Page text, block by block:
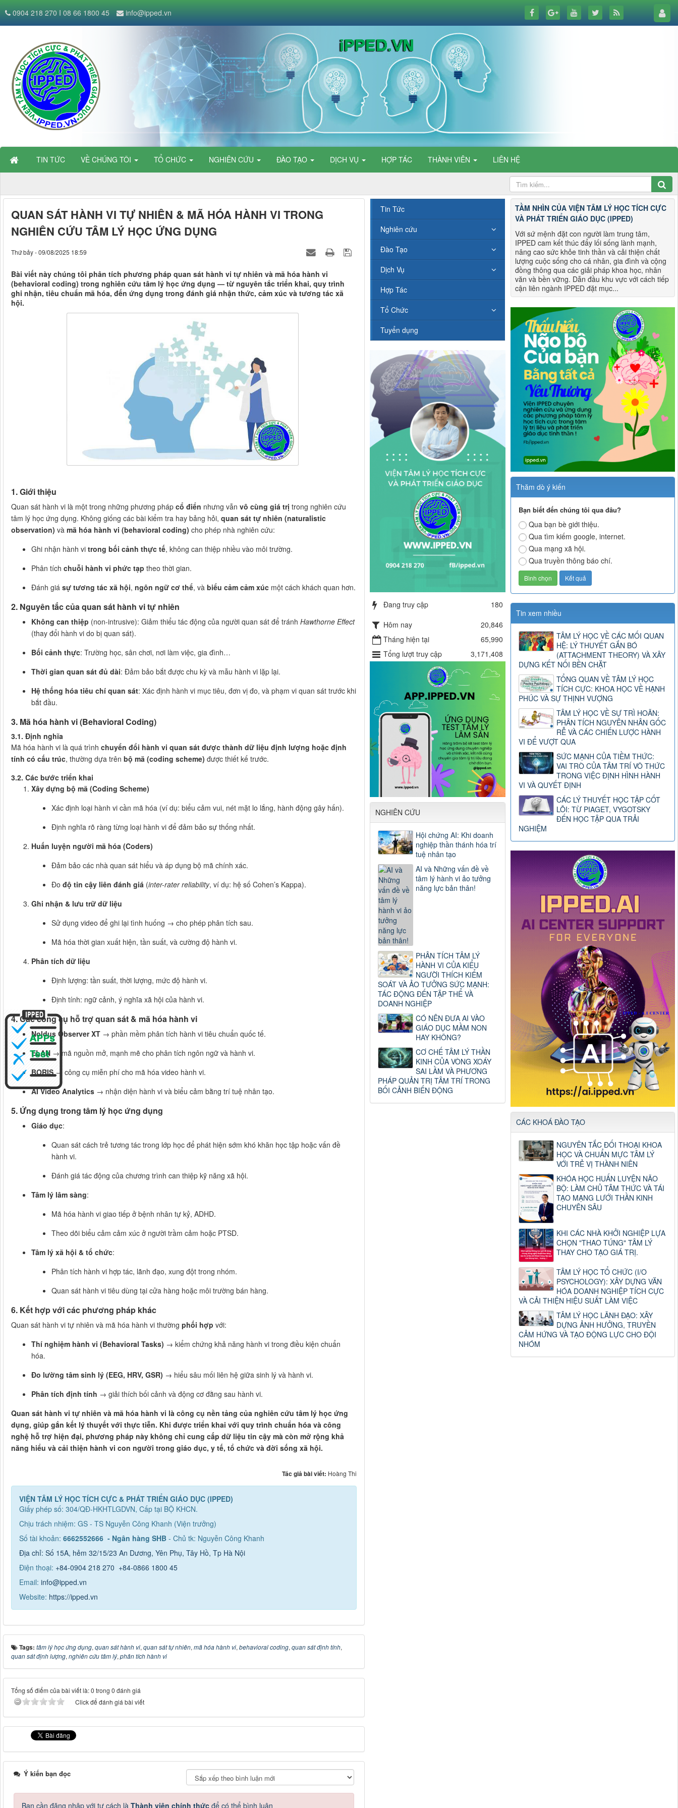
TIN TỨC VỀ CHÚNG TÔI TỔ CHỨC NGHIÊN CỨU ĐÀO TẠO DỊCH VỤ HỢP TÁC THÀNH VIÊN LIÊN HỆ
0904 218 270 I 08 66 1800 45 info@ipped.vn
QUAN SÁT HÀNH VI TỰ NHIÊN & MÃ HÓA HÀNH VI TRONG
NGHIÊN CỨU TÂM LÝ HỌC ỨNG DỤNG
Thứ bảy - 09/08/2025 18:59
Bài viết này chúng tôi phân tích phương pháp quan sát hành vi tự nhiên và mã hóa hành vi
(behavioral coding) trong nghiên cứu tâm lý học ứng dụng — từ nguyên tắc triển khai, quy trình
ghi nhận, tiêu chuẩn mã hóa, đến ứng dụng trong đánh giá nhận thức, cảm xúc và tương tác xã
hội.
1. Giới thiệu
Quan sát hành vi là một trong những phương pháp cổ điển nhưng vẫn vô cùng giá trị trong nghiên cứu
tâm lý học ứng dụng. Không giống các bài kiểm tra hay bảng hỏi, quan sát tự nhiên (naturalistic
observation) và mã hóa hành vi (behavioral coding) cho phép nhà nghiên cứu:
Ghi nhận hành vi trong bối cảnh thực tế, không can thiệp nhiều vào môi trường.
Phân tích chuỗi hành vi phức tạp theo thời gian.
Đánh giá sự tương tác xã hội, ngôn ngữ cơ thể, và biểu cảm cảm xúc một cách khách quan hơn.
2. Nguyên tắc của quan sát hành vi tự nhiên
Không can thiệp (non-intrusive): Giảm thiểu tác động của người quan sát để tránh Hawthorne Effect
(thay đổi hành vi do bị quan sát).
Bối cảnh thực: Trường học, sân chơi, nơi làm việc, gia đình…
Thời gian quan sát đủ dài: Đảm bảo bắt được chu kỳ và mẫu hành vi lặp lại.
Hệ thống hóa tiêu chí quan sát: Xác định hành vi mục tiêu, đơn vị đo, và phạm vi quan sát trước khi
bắt đầu.
3. Mã hóa hành vi (Behavioral Coding)
3.1. Định nghĩa
Mã hóa hành vi là quá trình chuyển đổi hành vi quan sát được thành dữ liệu định lượng hoặc định
tính có cấu trúc, thường dựa trên bộ mã (coding scheme) được thiết kế trước.
3.2. Các bước triển khai
Xây dựng bộ mã (Coding Scheme)
Xác định loại hành vi cần mã hóa (ví dụ: biểu cảm vui, nét mặt lo lắng, hành động gây hấn).
Định nghĩa rõ ràng từng loại hành vi để đảm bảo sự thống nhất.
Huấn luyện người mã hóa (Coders)
Đảm bảo các nhà quan sát hiểu và áp dụng bộ mã chính xác.
Đo độ tin cậy liên đánh giá (inter-rater reliability, ví dụ: hệ số Cohen’s Kappa).
Ghi nhận & lưu trữ dữ liệu
Sử dụng video để ghi lại tình huống → cho phép phân tích sau.
Mã hóa thời gian xuất hiện, tần suất, và cường độ hành vi.
Phân tích dữ liệu
Định lượng: tần suất, thời lượng, mức độ hành vi.
Định tính: ngữ cảnh, ý nghĩa xã hội của hành vi.
4. Các công cụ hỗ trợ quan sát & mã hóa hành vi
Noldus Observer XT → phần mềm phân tích hành vi tiêu chuẩn quốc tế.
ELAN → mã nguồn mở, mạnh mẽ cho phân tích ngôn ngữ và hành vi.
BORIS→ công cụ miễn phí cho mã hóa video hành vi.
AI Video Analytics → nhận diện hành vi và biểu cảm bằng trí tuệ nhân tạo.
5. Ứng dụng trong tâm lý học ứng dụng
Giáo dục:
Quan sát cách trẻ tương tác trong lớp học để phát hiện sớm khó khăn học tập hoặc vấn đề
hành vi.
Đánh giá tác động của chương trình can thiệp kỹ năng xã hội.
Tâm lý lâm sàng:
Mã hóa hành vi giao tiếp ở bệnh nhân tự kỷ, ADHD.
Theo dõi biểu cảm cảm xúc ở người trầm cảm hoặc PTSD.
Tâm lý xã hội & tổ chức:
Phân tích hành vi hợp tác, lãnh đạo, xung đột trong nhóm.
Quan sát hành vi tiêu dùng tại cửa hàng hoặc môi trường bán hàng.
6. Kết hợp với các phương pháp khác
Quan sát hành vi tự nhiên và mã hóa hành vi thường phối hợp với:
Thí nghiệm hành vi (Behavioral Tasks) → kiểm chứng khả năng hành vi trong điều kiện chuẩn
hóa.
Đo lường tâm sinh lý (EEG, HRV, GSR) → hiểu sâu mối liên hệ giữa sinh lý và hành vi.
Phân tích định tính → giải thích bối cảnh và động cơ đằng sau hành vi.
Quan sát hành vi tự nhiên và mã hóa hành vi là công cụ nền tảng của nghiên cứu tâm lý học ứng
dụng, giúp gắn kết lý thuyết với thực tiễn. Khi được triển khai với quy trình chuẩn hóa và công
nghệ hỗ trợ hiện đại, phương pháp này không chỉ cung cấp dữ liệu tin cậy mà còn mở rộng khả
năng hiểu và cải thiện hành vi con người trong giáo dục, y tế, tổ chức và đời sống xã hội.
Tác giả bài viết: Hoàng Thi
VIỆN TÂM LÝ HỌC TÍCH CỰC & PHÁT TRIỂN GIÁO DỤC (IPPED)
Giấy phép số: 304/QĐ-HKHTLGDVN, Cấp tại BỘ KHCN.
Chịu trách nhiệm: GS - TS Nguyễn Công Khanh (Viện trưởng)
Số tài khoản: 6662552666 - Ngân hàng SHB - Chủ tk: Nguyễn Công Khanh
Địa chỉ: Số 15A, hẻm 32/15/23 An Dương, Yên Phụ, Tây Hồ, Tp Hà Nội
Điện thoại: +84-0904 218 270 +84-0866 1800 45
Email: info@ipped.vn
Website: https://ipped.vn
Tags: tâm lý học ứng dụng, quan sát hành vi, quan sát tự nhiên, mã hóa hành vi, behavioral coding, quan sát định tính,
quan sát định lượng, nghiên cứu tâm lý, phân tích hành vi
Tổng số điểm của bài viết là: 0 trong 0 đánh giá
Click để đánh giá bài viết
Ý kiến bạn đọc
Bạn cần đăng nhập với tư cách là Thành viên chính thức để có thể bình luận
TẦM NHÌN CỦA VIỆN TÂM LÝ HỌC TÍCH CỰC
VÀ PHÁT TRIỂN GIÁO DỤC (IPPED)
Với sứ mệnh đặt con người làm trung tâm,
IPPED cam kết thúc đẩy lối sống lành mạnh,
nâng cao sức khỏe tinh thần và cải thiện chất
lượng cuộc sống cho cá nhân, gia đình và cộng
đồng thông qua các giải pháp khoa học, nhân
văn và bền vững. Dẫn đầu khu vực với cách tiếp
cận liên ngành IPPED đặt mục...
Thăm dò ý kiến
Bạn biết đến chúng tôi qua đâu?
Qua bạn bè giới thiệu.
Qua tìm kiếm google, internet.
Qua mạng xã hội.
Qua truyền thông báo chí.
Tin xem nhiều
TÂM LÝ HỌC VỀ CÁC MỐI QUAN
HỆ: LÝ THUYẾT GẮN BÓ
(ATTACHMENT THEORY) VÀ XÂY
DỰNG KẾT NỐI BỀN CHẶT
TỔNG QUAN VỀ TÂM LÝ HỌC
TÍCH CỰC: KHOA HỌC VỀ HẠNH
PHÚC VÀ SỰ THỊNH VƯỢNG
TÂM LÝ HỌC VỀ SỰ TRÌ HOÃN:
PHÂN TÍCH NGUYÊN NHÂN GỐC
RỄ VÀ CÁC CHIẾN LƯỢC HÀNH
VI ĐỂ VƯỢT QUA
SỨC MẠNH CỦA TIỀM THỨC:
VAI TRÒ CỦA TÂM TRÍ VÔ THỨC
TRONG VIỆC ĐỊNH HÌNH HÀNH
VI VÀ QUYẾT ĐỊNH
CÁC LÝ THUYẾT HỌC TẬP CỐT
LÕI: TỪ PIAGET, VYGOTSKY
ĐẾN HỌC TẬP QUA TRẢI
NGHIỆM
CÁC KHOÁ ĐÀO TẠO
NGUYÊN TẮC ĐỐI THOẠI KHOA
HỌC VÀ CHUẨN MỰC TÂM LÝ
VỚI TRẺ VỊ THÀNH NIÊN
KHÓA HỌC HUẤN LUYỆN NÃO
BỘ: LÀM CHỦ TÂM THỨC VÀ TÁI
TẠO MẠNG LƯỚI THẦN KINH
CHUYÊN SÂU
KHI CÁC NHÀ KHỞI NGHIỆP LỰA
CHỌN "THAO TÚNG" TÂM LÝ
THAY CHO TẠO GIÁ TRỊ.
TÂM LÝ HỌC TỔ CHỨC (I/O
PSYCHOLOGY): XÂY DỰNG VĂN
HÓA DOANH NGHIỆP TÍCH CỰC
VÀ CẢI THIỆN HIỆU SUẤT LÀM VIỆC
TÂM LÝ HỌC LÃNH ĐẠO: XÂY
DỰNG ẢNH HƯỞNG, TRUYỀN
CẢM HỨNG VÀ TẠO ĐỘNG LỰC CHO ĐỘI
NHÓM
Tin Tức
Nghiên cứu
Đào Tạo
Dịch Vụ
Hợp Tác
Tổ Chức
Tuyển dụng
Đang truy cập
180
Hôm nay
20,846
Tháng hiện tại
65,990
Tổng lượt truy cập
3,171,408
NGHIÊN CỨU
Hội chứng AI: Khi doanh
nghiệp thần thánh hóa trí
tuệ nhân tạo
AI và Những vấn đề về
tâm lý hành vi ảo tưởng
năng lực bản thân!
PHÂN TÍCH TÂM LÝ
HÀNH VI CỦA KIỂU
NGƯỜI THÍCH KIỂM
SOÁT VÀ ẢO TƯỞNG SỨC MẠNH:
TÁC ĐỘNG ĐẾN TẬP THỂ VÀ
DOANH NGHIỆP
CÓ NÊN ĐƯA AI VÀO
GIÁO DỤC MẦM NON
HAY KHÔNG?
CƠ CHẾ TÂM LÝ THẦN
KINH CỦA VÒNG XOÁY
SAI LẦM VÀ PHƯƠNG
PHÁP QUẢN TRỊ TÂM TRÍ TRONG
BỐI CẢNH BIẾN ĐỘNG